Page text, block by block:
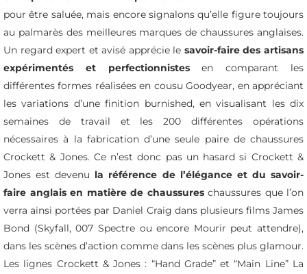
pour être saluée, mais encore signalons qu’elle figure toujours
au palmarès des meilleures marques de chaussures anglaises.
Un regard expert et avisé apprécie le savoir-faire des artisans
expérimentés et perfectionnistesen comparant les
différentes formes réalisées en cousu Goodyear, en appréciant
les variations d’une finition burnished, en visualisant les dix
semaines de travail et les 200 différentes opérations
nécessaires à la fabrication d’une seule paire de chaussures
Crockett & Jones. Ce n’est donc pas un hasard si Crockett &
Jones est devenu la référence de l’élégance et du savoir-
faire anglais en matière de chaussureschaussures que l’on
verra ainsi portées par Daniel Craig dans plusieurs films James
Bond (Skyfall,007 Spectreou encore Mourir peut attendre),
dans les scènes d’action comme dans les scènes plus glamour.
Les lignes Crockett & Jones : “Hand Grade” et “Main Line” La